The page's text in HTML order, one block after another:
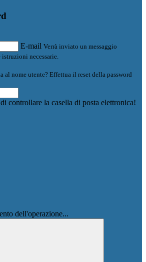
E-mail Verrà inviato un messaggio
necessarie.
al nome utente? Effettua il reset della password
controllare la casella di posta elettronica!
dell'operazione...